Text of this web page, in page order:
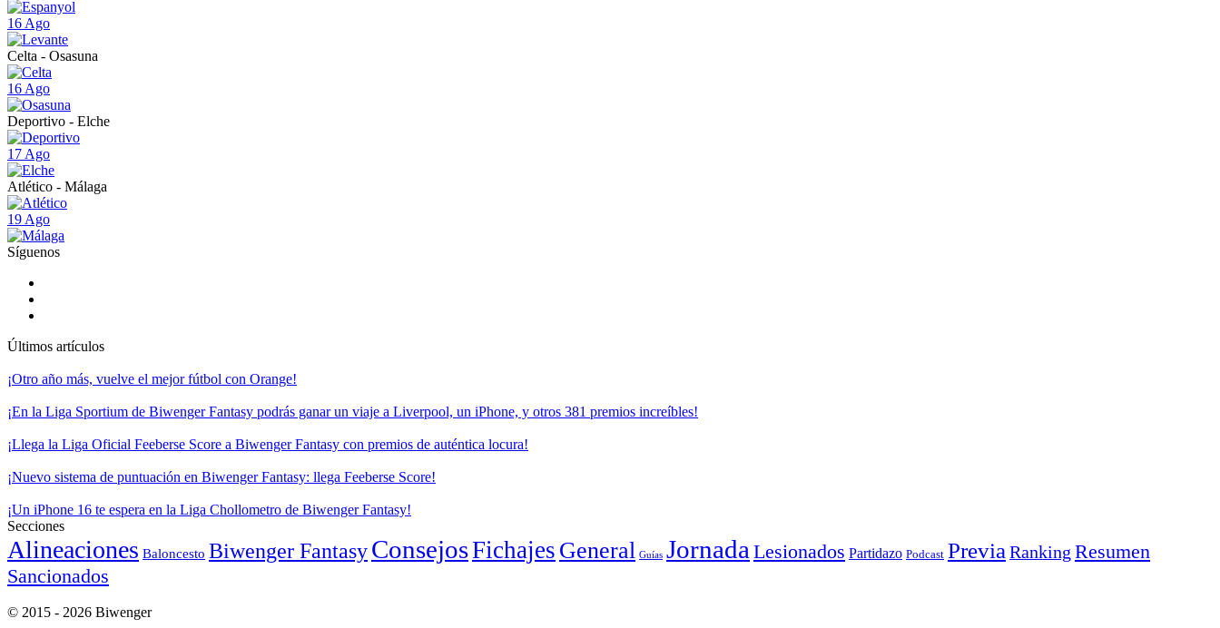
16 Ago
Celta - Osasuna
16 Ago
Deportivo - Elche
17 Ago
Atlético - Málaga
19 Ago
Síguenos
Últimos artículos
¡Otro año más, vuelve el mejor fútbol con Orange!
¡En la Liga Sportium de Biwenger Fantasy podrás ganar un viaje a Liverpool, un iPhone, y otros 381 premios increíbles!
¡Llega la Liga Oficial Feeberse Score a Biwenger Fantasy con premios de auténtica locura!
¡Nuevo sistema de puntuación en Biwenger Fantasy: llega Feeberse Score!
¡Un iPhone 16 te espera en la Liga Chollometro de Biwenger Fantasy!
Secciones
Alineaciones Baloncesto Biwenger FantasyConsejosFichajes General Guías Jornada Lesionados Partidazo Podcast Previa Ranking Resumen
Sancionados
© 2015 - 2026 Biwenger